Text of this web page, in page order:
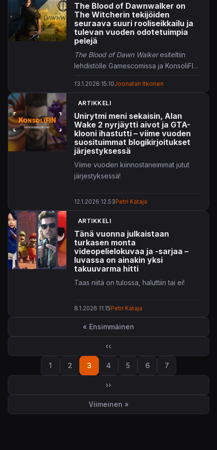
The Blood of Dawnwalker on
The Witcherin tekijöiden
seuraava suuri rooliseikkailu ja
tulevan vuoden odotetuimpia
pelejä
The Blood of Dawn Walkeresiteltiin
lehdistölle Gamescomissa ja KonsoliFIN
rooliseikkailu näyttää näin aikaisessa
vaiheessa.
13.1.2026 15.10Joonatan Itkonen
ARTIKKELI
Unirytmi meni sekaisin, Alan
Wake 2 nyrjäytti aivot ja GTA-
klooni ihastutti – viime vuoden
suosituimmat blogikirjoitukset
järjestyksessä
Viime vuoden kiinnostaneimmat jutut
järjestyksessä!
12.1.2026 12.53Petri Kataja
ARTIKKELI
Tänä vuonna julkaistaan
turkasen monta
videopelielokuvaa ja -sarjaa –
luvassa on ainakin yksi
takuuvarma hitti
Taas niitä on tulossa, haluttiin tai ei!
8.1.2026 11.15Petri Kataja
Sivutus
Ensimmäinen sivu
« Ensimmäinen
Edellinen sivu
‹‹
Sivu
1
Sivu
2
Sivu
3
Sivu
4
Sivu
5
Sivu
6
Sivu
7
Seuraava sivu
››
Viimeinen sivu
Viimeinen »